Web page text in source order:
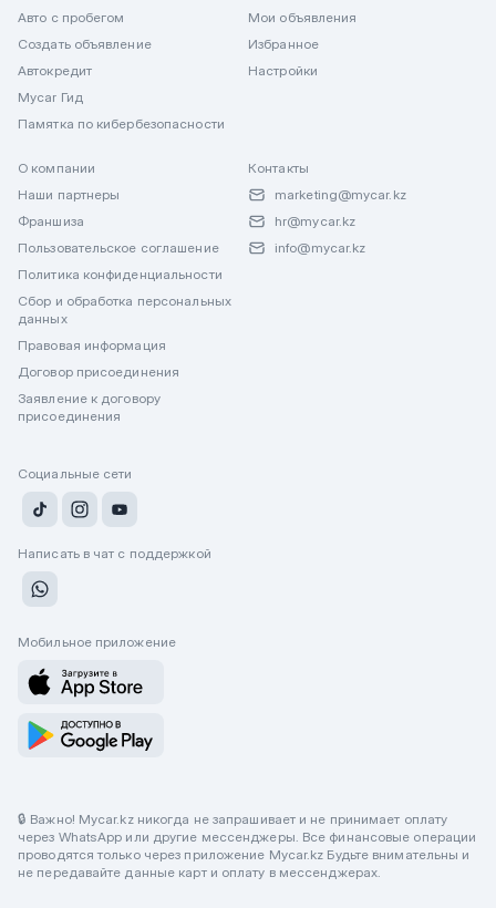
Авто с пробегом
Создать объявление
Автокредит
Mycar Гид
Памятка по кибербезопасности
Мои объявления
Избранное
Настройки
О компании
Наши партнеры
Франшиза
Пользовательское соглашение
Политика конфиденциальности
Сбор и обработка персональных
данных
Правовая информация
Договор присоединения
Заявление к договору
присоединения
Контакты
marketing@mycar.kz
hr@mycar.kz
info@mycar.kz
Социальные сети
Написать в чат с поддержкой
Мобильное приложение
🔒 Важно! Mycar.kz никогда не запрашивает и не принимает оплату
через WhatsApp или другие мессенджеры. Все финансовые операции
проводятся только через приложение Mycar.kz Будьте внимательны и
не передавайте данные карт и оплату в мессенджерах.